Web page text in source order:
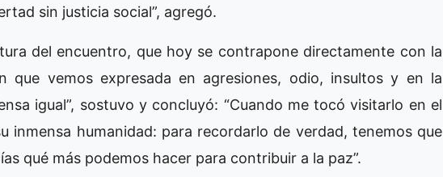
sin justicia social”, agregó.
del encuentro, que hoy se contrapone directamente con la
que vemos expresada en agresiones, odio, insultos y en la
igual”, sostuvo y concluyó: “Cuando me tocó visitarlo en el
inmensa humanidad: para recordarlo de verdad, tenemos que
qué más podemos hacer para contribuir a la paz”.